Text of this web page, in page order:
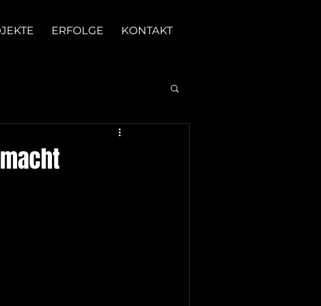
ERFOLGE KONTAKT